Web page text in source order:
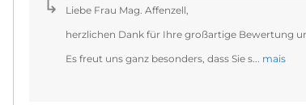
Liebe Frau Mag. Affenzell,
herzlichen Dank für Ihre großartige Bewertung
Es freut uns ganz besonders, dass Sie s... mais